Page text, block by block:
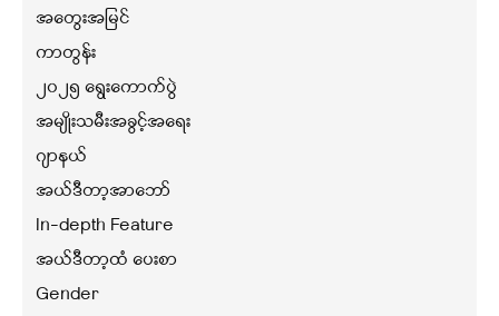
အတွေးအမြင်
ကာတွန်း
၂၀၂၅ ရွေးကောက်ပွဲ
အမျိုးသမီးအခွင့်အရေး
ဂျာနယ်
အယ်ဒီတာ့အာဘော်
In-depth Feature
အယ်ဒီတာ့ထံ ပေးစာ
Gender